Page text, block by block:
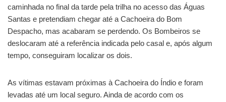
caminhada no final da tarde pela trilha no acesso das Águas
Santas e pretendiam chegar até a Cachoeira do Bom
Despacho, mas acabaram se perdendo. Os Bombeiros se
deslocaram até a referência indicada pelo casal e, após algum
tempo, conseguiram localizar os dois.
As vítimas estavam próximas à Cachoeira do Índio e foram
levadas até um local seguro. Ainda de acordo com os